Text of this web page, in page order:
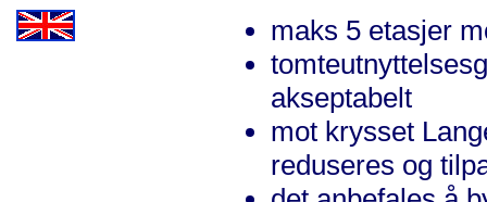
maks 5 etasjer
akseptabelt
mot krysset
reduseres og